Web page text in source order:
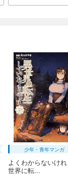
少年・青年マンガ
よくわからないけ
世界に転...